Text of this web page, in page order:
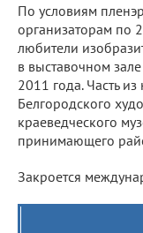
По условиям
организаторам по
любители
в выставочном
2011 года. Часть
Белгородского
краеведческого
принимающего
Закроется